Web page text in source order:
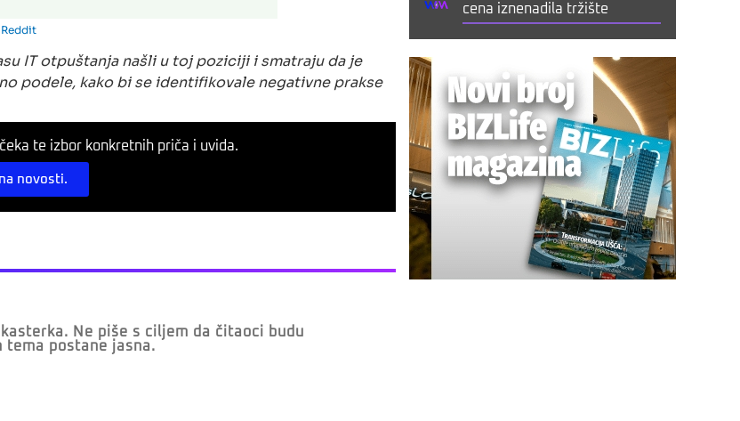
Reddit
IT otpuštanja našli u toj poziciji i smatraju da je
podele, kako bi se identifikovale negativne prakse
te izbor konkretnih priča i uvida.
novosti.
Ne piše s ciljem da čitaoci budu
tema postane jasna.
cena iznenadila tržište